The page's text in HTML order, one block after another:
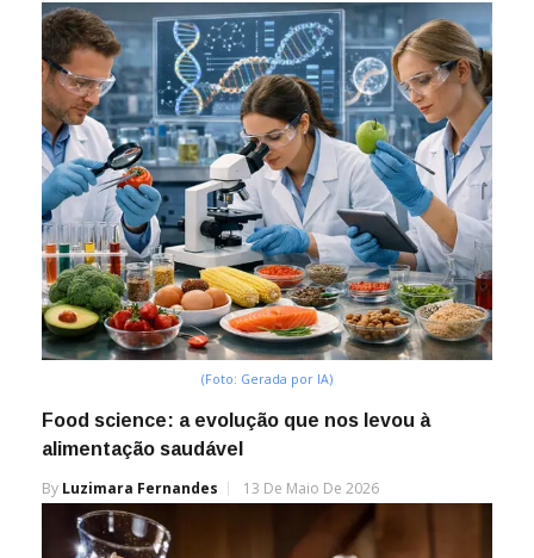
(Foto: Gerada por IA)
Food science: a evolução que nos levou à
alimentação saudável
By Luzimara Fernandes 13 De Maio De 2026